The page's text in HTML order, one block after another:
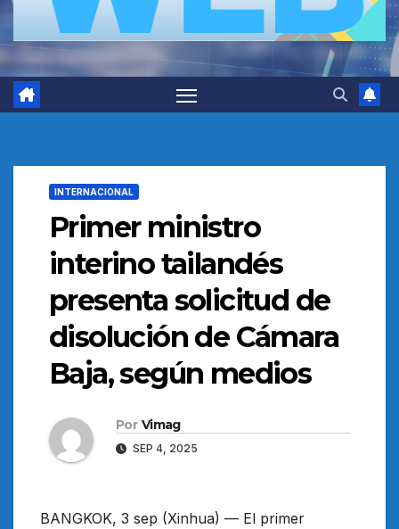
INTERNACIONAL
Primer ministro
interino tailandés
presenta solicitud de
disolución de Cámara
Baja, según medios
Por Vimag
SEP 4, 2025
BANGKOK, 3 sep (Xinhua) — El primer